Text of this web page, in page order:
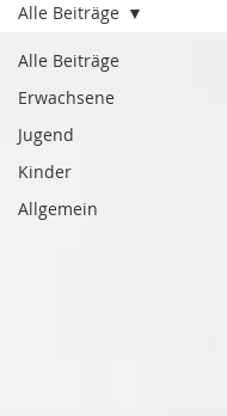
Alle Beiträge
Erwachsene
Jugend
Kinder
Allgemein
Alle Beiträge